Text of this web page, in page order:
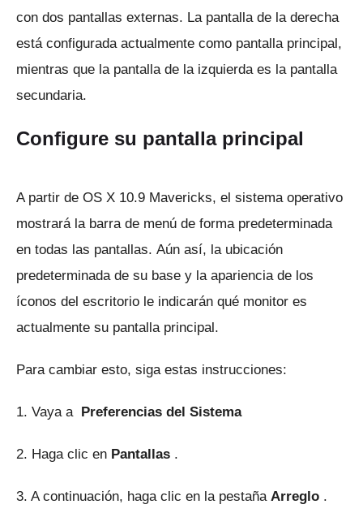
con dos pantallas externas. La pantalla de la derecha
está configurada actualmente como pantalla principal,
mientras que la pantalla de la izquierda es la pantalla
secundaria.
Configure su pantalla principal
A partir de OS X 10.9 Mavericks, el sistema operativo
mostrará la barra de menú de forma predeterminada
en todas las pantallas. Aún así, la ubicación
predeterminada de su base y la apariencia de los
íconos del escritorio le indicarán qué monitor es
actualmente su pantalla principal.
Para cambiar esto, siga estas instrucciones:
1. Vaya a Preferencias del Sistema
2. Haga clic en Pantallas .
3. A continuación, haga clic en la pestaña Arreglo .